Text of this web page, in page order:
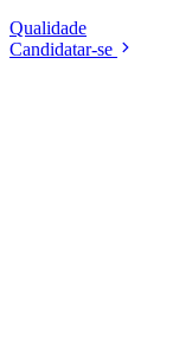
Qualidade
Candidatar-se